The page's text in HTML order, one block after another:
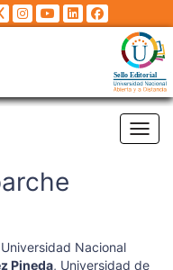
Universidad Nacional
Pineda, Universidad de